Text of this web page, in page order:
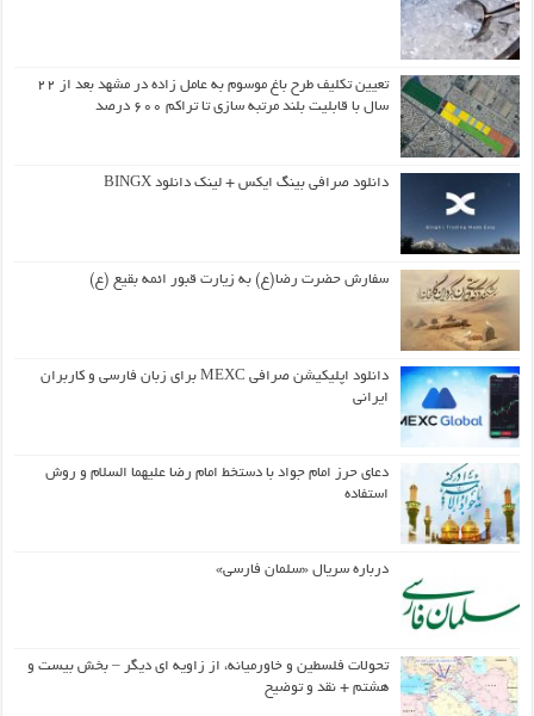
تعیین تکلیف طرح باغ موسوم به عامل زاده در مشهد بعد از ۲۲
سال با قابلیت بلند مرتبه سازی تا تراکم ۶۰۰ درصد
دانلود صرافی بینگ ایکس + لینک دانلود BINGX
سفارش حضرت رضا(ع) به زیارت قبور ائمه بقیع (ع)
دانلود اپلیکیشن صرافی MEXC برای زبان فارسی و کاربران
ایرانی
دعای حرز امام جواد با دستخط امام رضا علیهما السلام و روش
استفاده
درباره سریال «سلمان فارسی»
تحولات فلسطین و خاورمیانه، از زاویه ای دیگر – بخش بیست و
هشتم + نقد و توضیح